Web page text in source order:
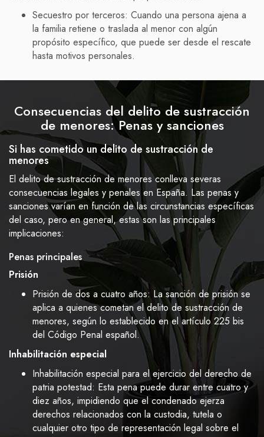
Secuestro por terceros: Cuando una persona ajena a
la familia retiene o traslada al menor con algún
propósito específico, que puede ser desde el rescate
hasta motivos personales.
Consecuencias del delito de sustracción
de menores: Penas y sanciones
Si has cometido un delito de sustracción de
menores
El delito de sustracción de menores conlleva severas
consecuencias legales y penales en España. Las penas y
sanciones varían en función de las circunstancias específicas
del caso, pero en general, estas son las principales
implicaciones:
Penas principales
Prisión
Prisión de dos a cuatro años: La sanción de prisión se
aplica a quienes cometan el delito de sustracción de
menores, según lo establecido en el artículo 225 bis
del Código Penal español.
Inhabilitación especial
Inhabilitación especial para el ejercicio del derecho de
patria potestad: Esta pena puede durar entre cuatro y
diez años, impidiendo que el condenado ejerza
derechos relacionados con la custodia, tutela o
cualquier otro tipo de representación legal sobre el